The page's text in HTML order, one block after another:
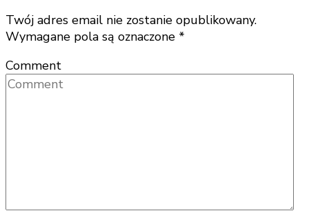
Twój adres email nie zostanie opublikowany.
Wymagane pola są oznaczone *
Comment